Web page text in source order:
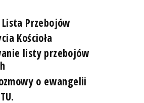
Przebojów
Kościoła
listy przebojów
o ewangelii